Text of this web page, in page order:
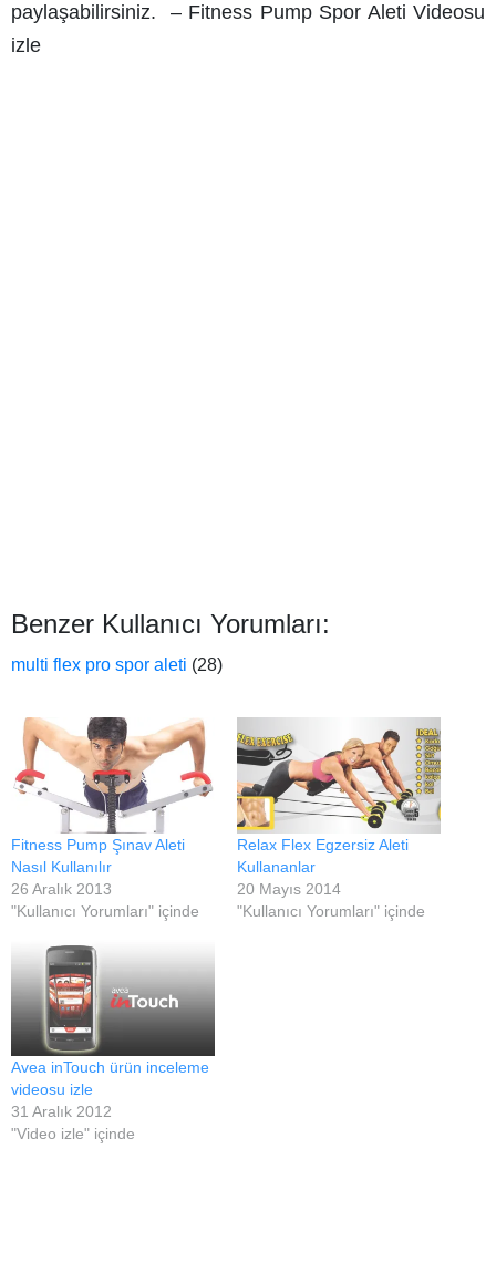
paylaşabilirsiniz. – Fitness Pump Spor Aleti Videosu
izle
Benzer Kullanıcı Yorumları:
multi flex pro spor aleti (28)
Fitness Pump Şınav Aleti
Nasıl Kullanılır
26 Aralık 2013
"Kullanıcı Yorumları" içinde
Relax Flex Egzersiz Aleti
Kullananlar
20 Mayıs 2014
"Kullanıcı Yorumları" içinde
Avea inTouch ürün inceleme
videosu izle
31 Aralık 2012
"Video izle" içinde